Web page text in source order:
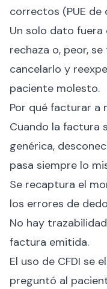
correctos (PUE de
Un solo dato
rechaza o, peor,
cancelarlo y
paciente molesto.
Por qué facturar a
Cuando la factura
genérica,
pasa siempre lo
Se recaptura el
los errores de
No hay
factura emitida.
El uso de CFDI se
preguntó al